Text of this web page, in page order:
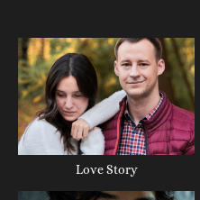
Love Story